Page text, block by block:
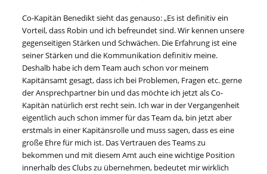
Co-Kapitän Benedikt sieht das genauso: „Es ist definitiv ein
Vorteil, dass Robin und ich befreundet sind. Wir kennen unsere
gegenseitigen Stärken und Schwächen. Die Erfahrung ist eine
seiner Stärken und die Kommunikation definitiv meine.
Deshalb habe ich dem Team auch schon vor meinem
Kapitänsamt gesagt, dass ich bei Problemen, Fragen etc. gerne
der Ansprechpartner bin und das möchte ich jetzt als Co-
Kapitän natürlich erst recht sein. Ich war in der Vergangenheit
eigentlich auch schon immer für das Team da, bin jetzt aber
erstmals in einer Kapitänsrolle und muss sagen, dass es eine
große Ehre für mich ist. Das Vertrauen des Teams zu
bekommen und mit diesem Amt auch eine wichtige Position
innerhalb des Clubs zu übernehmen, bedeutet mir wirklich